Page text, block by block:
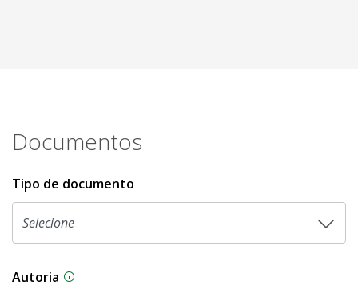
Documentos
Tipo de documento
Autoria As proposições legislativas na CLDF podem